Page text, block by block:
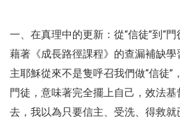
教會
爭戰 信望愛 學習
時間
彰顯神憤怒的器皿
新時代基督教變
一、在真理中的更新：從“信徒”到“門
藉著《成長路徑課程》的查漏補缺學
主耶穌從來不是隻呼召我們做“信徒”
門徒，意味著完全擺上自己，效法
去，我以為只要信主、受洗、得救就